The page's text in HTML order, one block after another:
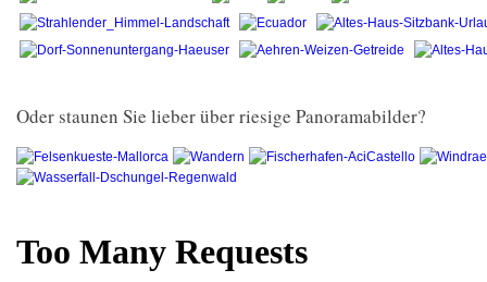
Oder staunen Sie lieber über riesige Panoramabilder?